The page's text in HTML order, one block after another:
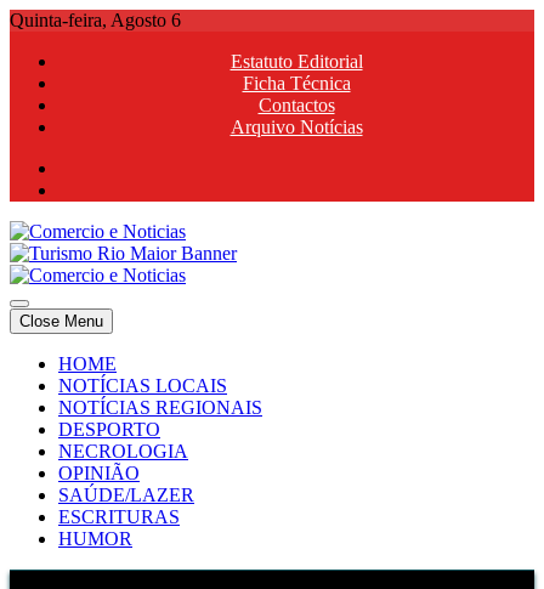
Skip
content
Quinta-feira, Agosto 6
Estatuto Editorial
Ficha Técnica
Contactos
Arquivo Notícias
Comercio e Noticias
Notícias e Publicidade Online
Comercio e Noticias
Notícias e Publicidade Online
Close Menu
HOME
NOTÍCIAS LOCAIS
NOTÍCIAS REGIONAIS
DESPORTO
NECROLOGIA
OPINIÃO
SAÚDE/LAZER
ESCRITURAS
HUMOR